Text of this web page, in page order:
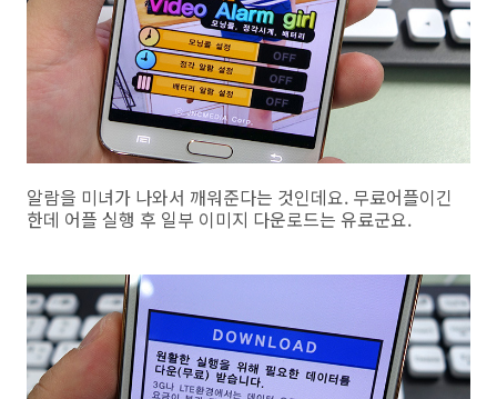
알람을 미녀가 나와서 깨워준다는 것인데요. 무료어플이긴
한데 어플 실행 후 일부 이미지 다운로드는 유료군요.